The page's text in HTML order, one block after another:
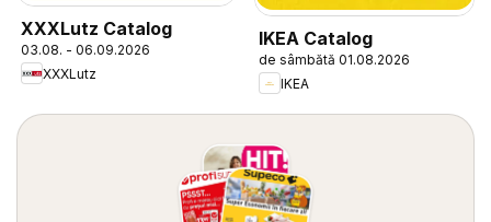
XXXLutz Catalog
03.08. - 06.09.2026
XXXLutz
IKEA Catalog
de sâmbătă 01.08.2026
IKEA